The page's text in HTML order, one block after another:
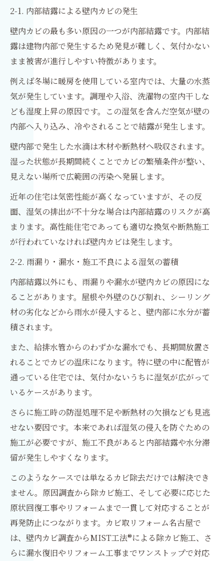
2-1. 内部結露による壁内カビの発生
壁内カビの最も多い原因の一つが内部結露です。内部結
露は建物内部で発生するため発見が難しく、気付かない
まま被害が進行しやすい特徴があります。
例えば冬場に暖房を使用している室内では、大量の水蒸
気が発生しています。調理や入浴、洗濯物の室内干しな
ども湿度上昇の原因です。この湿気を含んだ空気が壁の
内部へ入り込み、冷やされることで結露が発生します。
壁内部で発生した水滴は木材や断熱材へ吸収されます。
湿った状態が長期間続くことでカビの繁殖条件が整い、
見えない場所で広範囲の汚染へ発展します。
近年の住宅は気密性能が高くなっていますが、その反
面、湿気の排出が不十分な場合は内部結露のリスクが高
まります。高性能住宅であっても適切な換気や断熱施工
が行われていなければ壁内カビは発生します。
2-2. 雨漏り・漏水・施工不良による湿気の蓄積
内部結露以外にも、雨漏りや漏水が壁内カビの原因にな
ることがあります。屋根や外壁のひび割れ、シーリング
材の劣化などから雨水が侵入すると、壁内部に水分が蓄
積されます。
また、給排水管からのわずかな漏水でも、長期間放置さ
れることでカビの温床になります。特に壁の中に配管が
通っている住宅では、気付かないうちに湿気が広がって
いるケースがあります。
さらに施工時の防湿処理不足や断熱材の欠損なども見逃
せない要因です。本来であれば湿気の侵入を防ぐための
施工が必要ですが、施工不良があると内部結露や水分滞
留が発生しやすくなります。
このようなケースでは単なるカビ除去だけでは解決でき
ません。原因調査から除カビ施工、そして必要に応じた
原状回復工事やリフォームまで一貫して対応することが
再発防止につながります。カビ取リフォーム名古屋で
は、壁内カビ調査からMIST工法®による除カビ施工、さ
らに漏水復旧やリフォーム工事までワンストップで対応